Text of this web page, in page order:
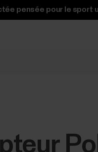
pensée pour le sport